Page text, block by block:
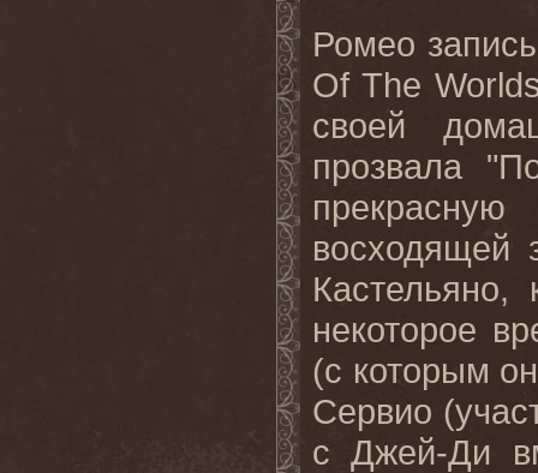
Ромео
Of The
своей
прозвала
восходящей
некоторое
(с которым
Сервио
с Джей-Ди